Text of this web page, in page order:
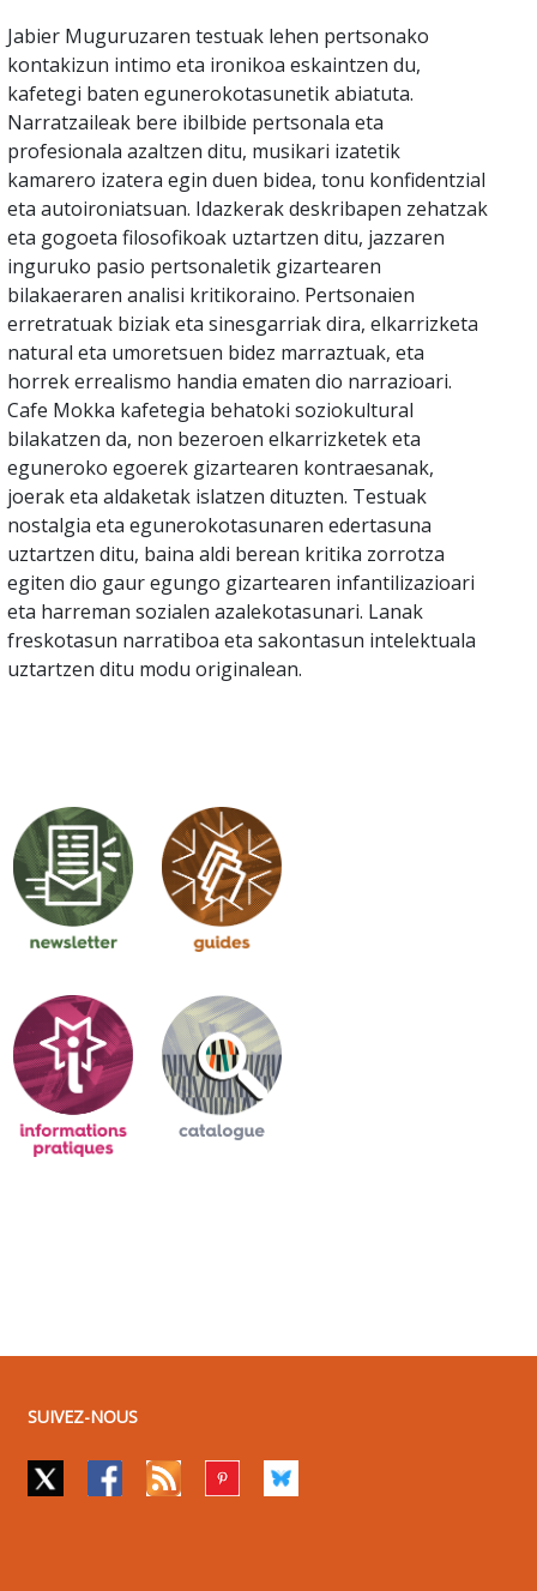
Jabier Muguruzaren testuak lehen pertsonako
kontakizun intimo eta ironikoa eskaintzen du,
kafetegi baten egunerokotasunetik abiatuta.
Narratzaileak bere ibilbide pertsonala eta
profesionala azaltzen ditu, musikari izatetik
kamarero izatera egin duen bidea, tonu konfidentzial
eta autoironiatsuan. Idazkerak deskribapen zehatzak
eta gogoeta filosofikoak uztartzen ditu, jazzaren
inguruko pasio pertsonaletik gizartearen
bilakaeraren analisi kritikoraino. Pertsonaien
erretratuak biziak eta sinesgarriak dira, elkarrizketa
natural eta umoretsuen bidez marraztuak, eta
horrek errealismo handia ematen dio narrazioari.
Cafe Mokka kafetegia behatoki soziokultural
bilakatzen da, non bezeroen elkarrizketek eta
eguneroko egoerek gizartearen kontraesanak,
joerak eta aldaketak islatzen dituzten. Testuak
nostalgia eta egunerokotasunaren edertasuna
uztartzen ditu, baina aldi berean kritika zorrotza
egiten dio gaur egungo gizartearen infantilizazioari
eta harreman sozialen azalekotasunari. Lanak
freskotasun narratiboa eta sakontasun intelektuala
uztartzen ditu modu originalean.
SUIVEZ-NOUS